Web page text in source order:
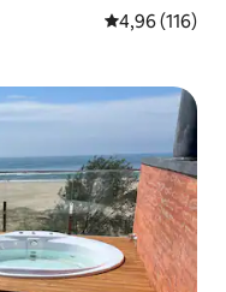
4,96 af 5 í
4,96 (116)